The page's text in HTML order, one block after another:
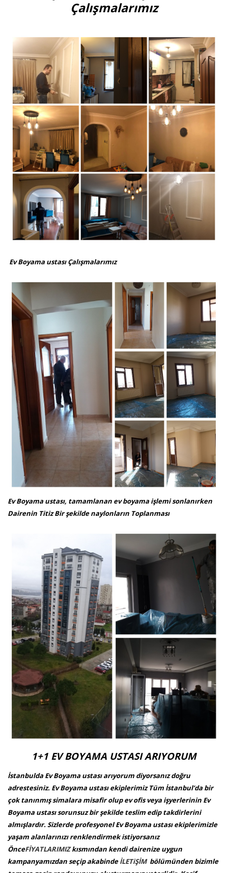
Çalışmalarımız
Ev Boyama ustası Çalışmalarımız
Ev Boyama ustası, tamamlanan ev boyama işlemi sonlanırken
Dairenin Titiz Bir şekilde naylonların Toplanması
1+1 EV BOYAMA USTASI ARIYORUM
İstanbulda Ev Boyama ustası arıyorum diyorsanız doğru
adrestesiniz. Ev Boyama ustası ekiplerimiz Tüm İstanbul’da bir
çok tanınmış simalara misafir olup ev ofis veya işyerlerinin Ev
Boyama ustası sorunsuz bir şekilde teslim edip takdirlerini
almışlardır. Sizlerde profesyonel Ev Boyama ustası ekiplerimizle
yaşam alanlarınızı renklendirmek istiyorsanız
ÖnceFİYATLARIMIZkısmından kendi dairenize uygun
kampanyamızdan seçip akabindeİLETiŞİM bölümünden bizimle